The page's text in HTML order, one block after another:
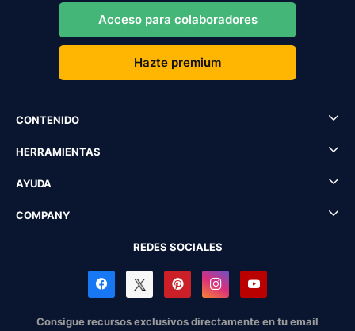
Acceso para colaboradores
Hazte premium
CONTENIDO
HERRAMIENTAS
AYUDA
COMPANY
REDES SOCIALES
Consigue recursos exclusivos directamente en tu email